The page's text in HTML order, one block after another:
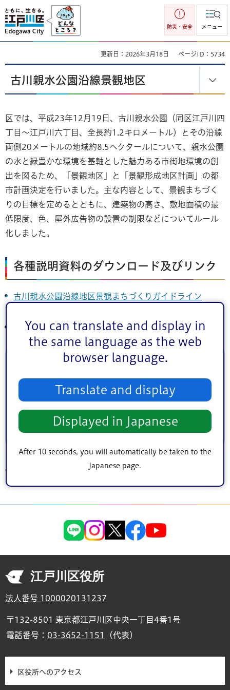
You can translate and display in
the same language as the web
browser language.
Translate and display
Displayed in Japanese
After 10 seconds, you will automatically be taken to the
Japanese page.
江戸川区
防災・安全 メニュー
更新日：2026年3月18日 ページID：5734
古川親水公園沿線景観地区
区では、平成23年12月19日、古川親水公園（同区江戸川四
丁目～江戸川六丁目、全長約1.2キロメートル）とその沿線
両側20メートルの地域約8.5ヘクタールについて、親水公園
の水と緑豊かな環境を基軸とした魅力ある市街地環境の創
出を図るため、「景観地区」と「景観形成地区計画」の都
市計画決定を行いました。主な内容として、景観まちづく
りの目標を定めるとともに、建築物の高さ、敷地面積の最
低限度、色、屋外広告物の設置の制限などについてルール
化しました。
各種説明資料のダウンロード及びリンク
古川親水公園沿線地区景観まちづくりガイドライン
古川親水公園沿線景観地区の内容
このページに関するお問い合わせ
このページは 都市開発部都市計画課が担当しています。
まちづくり・環境> 景観まちづくり
江戸川区役所
法人番号 1000020131237
〒132-8501 東京都江戸川区中央一丁目4番1号
電話番号： 03-3652-1151 （代表）
区役所へのアクセス